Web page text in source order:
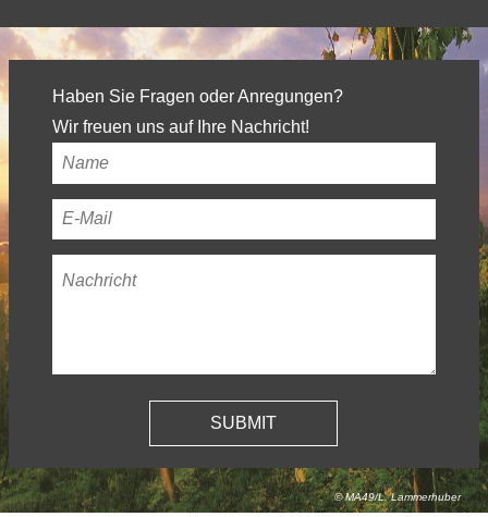
Haben Sie Fragen oder Anregungen?
Wir freuen uns auf Ihre Nachricht!
Ihr
Name*
Ihre
E-
Mail-
Nachricht*
© MA49/L. Lammerhuber